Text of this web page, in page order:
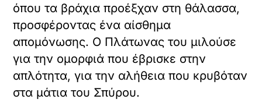
όπου τα βράχια προέξχαν στη θάλασσα,
προσφέροντας ένα αίσθημα
απομόνωσης. Ο Πλάτωνας του μιλούσε
για την ομορφιά που έβρισκε στην
απλότητα, για την αλήθεια που κρυβόταν
στα μάτια του Σπύρου.